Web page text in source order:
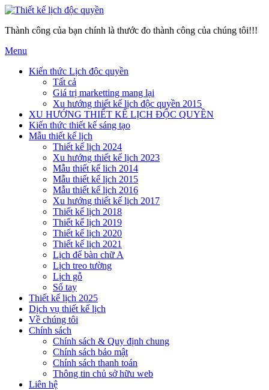
Thành công của bạn chính là thước đo thành công của chúng tôi!!!
Menu
Kiến thức Lịch độc quyền
Tất cả
Giá trị marketting mang lại
Xu hướng thiết kế lịch độc quyền 2015
XU HƯỚNG THIẾT KẾ LỊCH ĐỘC QUYỀN
Kiến thức thiết kế sáng tạo
Mẫu thiết kế lịch
Thiết kế lịch 2024
Xu hướng thiết kế lịch 2023
Mẫu thiết kế lich 2014
Mẫu thiết kế lịch 2015
Mẫu thiết kế lịch 2016
Xu hướng thiết kế lịch 2017
Thiết kế lịch 2018
Thiết kế lịch 2019
Thiết kế lịch 2020
Thiết kế lịch 2021
Lịch để bàn chữ A
Lịch treo tường
Lịch gỗ
Sổ tay
Thiết kế lịch 2025
Dịch vụ thiết kế lịch
Về chúng tôi
Chính sách
Chính sách & Quy định chung
Chính sách bảo mật
Chính sách thanh toán
Thông tin chủ sở hữu web
Liên hệ